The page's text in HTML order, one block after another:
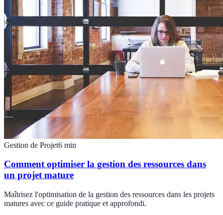
Gestion de Projet6 min
Comment optimiser la gestion des ressources dans
un projet mature
Maîtrisez l'optimisation de la gestion des ressources dans les projets
matures avec ce guide pratique et approfondi.